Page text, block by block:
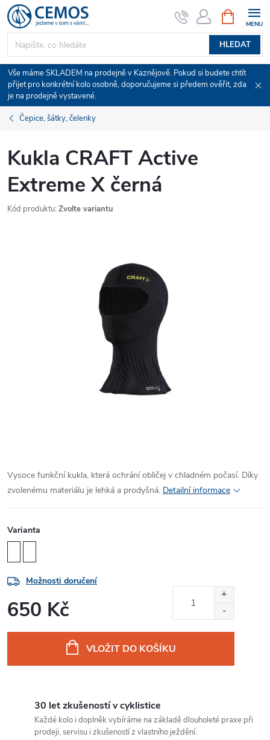
Přejít
na
obsah
HLEDAT
NÁKUPNÍ
KOŠÍK
Vše máme SKLADEM na prodejně v Kaznějově. Pokud si budete chtít
přijet pro konkrétní kolo osobně, doporučujeme si předem ověřit, zda
je na prodejně vystavené.
Čepice, šátky, čelenky
Kukla CRAFT Active
Extreme X černá
Kód produktu: Zvolte variantu
Vysoce funkční kukla, která ochrání obličej v chladném počasí. Díky
zvolenému materiálu je lehká a prodyšná. Detailní informace
Varianta
Možnosti doručení
650 Kč
VLOŽIT DO KOŠÍKU
30 let zkušeností v cyklistice
Každé kolo i doplněk vybíráme na základě dlouholeté praxe při
prodeji, servisu i zkušeností z vlastního ježdění.